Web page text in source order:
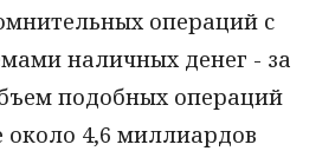
операций с
наличных денег - за
подобных операций
около 4,6 миллиардов